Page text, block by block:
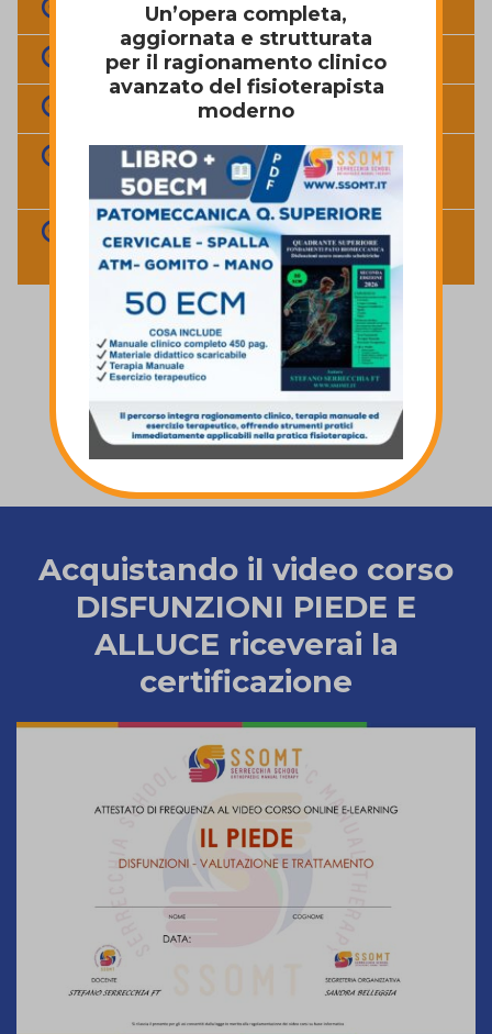
DOCENTE
INFO E COSTI
LISTA LEZIONI - 6
LISTA video tecniche terapia
manuale
DURATA ACQUISTO ABBONAMENTO
AL VIDEO CORSO
ACQUISTA IL VIDEO CORSO
84,00
Acquistando il video corso
DISFUNZIONI PIEDE E
ALLUCE riceverai la
certificazione
Un’opera completa,
aggiornata e strutturata
per il ragionamento clinico
avanzato del fisioterapista
moderno